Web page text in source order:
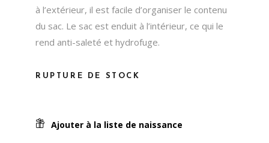
à l’extérieur, il est facile d’organiser le contenu
du sac. Le sac est enduit à l’intérieur, ce qui le
rend anti-saleté et hydrofuge.
RUPTURE DE STOCK
Ajouter à la liste de naissance